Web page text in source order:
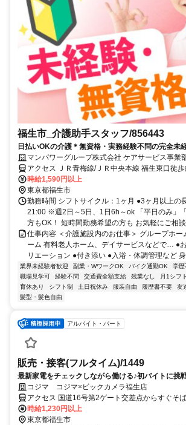
福生市_介護助手スタッフ/856443
日払いOKの介護＊無資格・実務経験不問の完全未
要！WEB・電話登録OK】
マンパワーグループ株式会社 ケアサービス事業
アクセス ＪＲ青梅線/ＪＲ中央本線 福生東口徒歩
ＪＲ中央本線 羽村東口徒歩約20分、ＪＲ八高線
分 車・バイク通勤OK（派遣先による）
時給1,590円以上
東京都福生市
勤務時間 シフトサイクル：1ヶ月 ●3ヶ月以上の
21:00 ※週2日～5日、1日6h～ok 「平日のみ」
方もOK！ 短時間勤務希望の方も お気軽にご相談
仕事内容 ＜介護施設内のお仕事＞ グループホー
ーム 有料老人ホーム、デイサービスなどで… ●
リエーション ●付き添い ●入浴・体調管理など 身
業界未経験者歓迎 副業・WワークOK バイク通勤OK 学歴
職場見学可
経験不問 交通費全額支給 残業なし 月1シフ
育休あり
シフト制 土日祝休み 服装自由 履歴書不要
友
髪型・髪色自由
アルバイト・パート
販売・接客(フルタイム)/1449
最新家電をチェックしながら働ける♪初バイトに挑
ぎたいあなたに！
コジマ コジマ×ビックカメラ福生店
アクセス 国道16号第2ゲート交差点からすぐそば
時給1,230円以上
東京都福生市